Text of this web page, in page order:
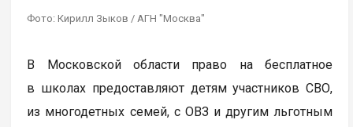
Фото: Кирилл Зыков / АГН "Москва"
В Московской области право на бесплатное
в школах предоставляют детям участников СВО,
из многодетных семей, с ОВЗ и другим льготным